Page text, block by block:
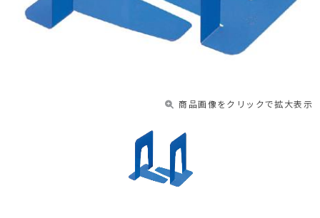
商品画像をクリックで拡大表示